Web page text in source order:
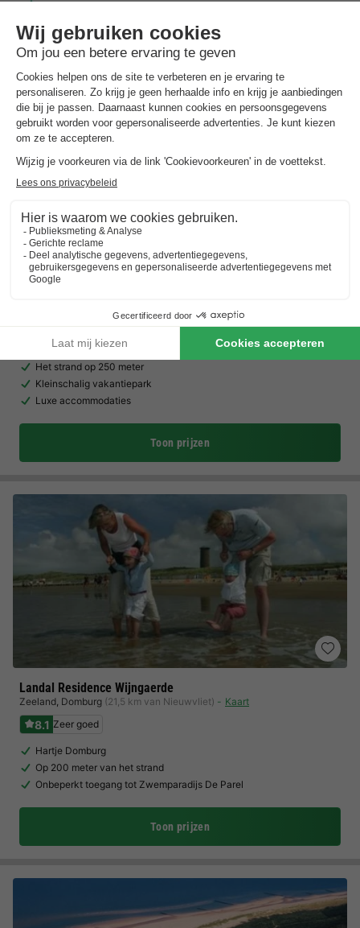
(11 km van Nieuwvliet) Kaart
Zeer goed
Het strand op 250 meter
Kleinschalig vakantiepark
Luxe accommodaties
Toon prijzen
Landal Residence Wijngaerde
Zeeland, Domburg (21,5 km van Nieuwvliet) Kaart
8.1 Zeer goed
Hartje Domburg
Op 200 meter van het strand
Onbeperkt toegang tot Zwemparadijs De Parel
Toon prijzen
vakantie bij het boeken“
Trustpilot